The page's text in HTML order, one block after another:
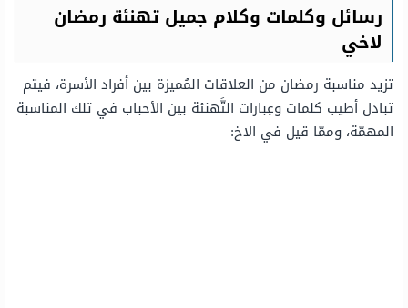
رسائل وكلمات وكلام جميل تهنئة رمضان
لاخي
تزيد مناسبة رمضان من العلاقات المُميزة بين أفراد الأسرة، فيتم
تبادل أطيب كلمات وعِبارات التَّهنئة بين الأحباب في تلك المناسبة
المهمّة، وممّا قيل في الاخ: